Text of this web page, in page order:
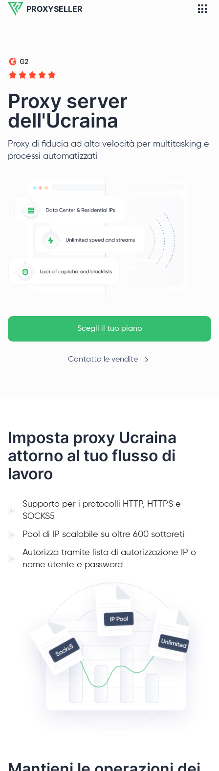
PROXYSELLER
G2
Proxy server
dell'Ucraina
Proxy di fiducia ad alta velocità per multitasking e
processi automatizzati
Scegli il tuo piano
Contatta le vendite
Imposta proxy Ucraina
attorno al tuo flusso di
lavoro
Supporto per i protocolli HTTP, HTTPS e
SOCKS5
Pool di IP scalabile su oltre 600 sottoreti
Autorizza tramite lista di autorizzazione IP o
nome utente e password